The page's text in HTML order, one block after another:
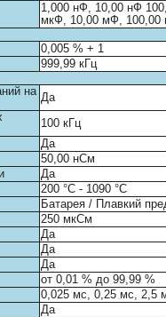
1,000 нФ, 10,00 нФ
мкФ, 10,00 мФ,
0,005 % + 1
999,99 кГц
на Да
100 кГц
Да
50,00 нСм
Да
200 °C - 1090 °C
Батарея / Плавкий
250 мкСм
Да
Да
Да
от 0,01 % до 99,99 %
0,025 мс, 0,25 мс, 2,5
Да